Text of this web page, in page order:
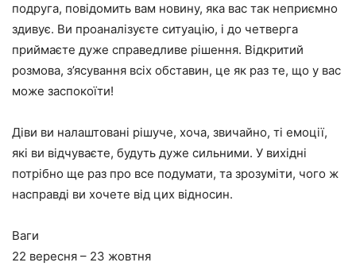
подруга, повідомить вам новину, яка вас так неприємно
здивує. Ви проаналізуєте ситуацію, і до четверга
приймаєте дуже справедливе рішення. Відкритий
розмова, з’ясування всіх обставин, це як раз те, що у вас
може заспокоїти!
Діви ви налаштовані рішуче, хоча, звичайно, ті емоції,
які ви відчуваєте, будуть дуже сильними. У вихідні
потрібно ще раз про все подумати, та зрозуміти, чого ж
насправді ви хочете від цих відносин.
Ваги
22 вересня – 23 жовтня